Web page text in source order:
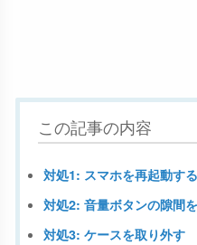
この記事の内容
対処1: スマホを再起動する
対処2: 音量ボタンの隙間
対処3: ケースを取り外す